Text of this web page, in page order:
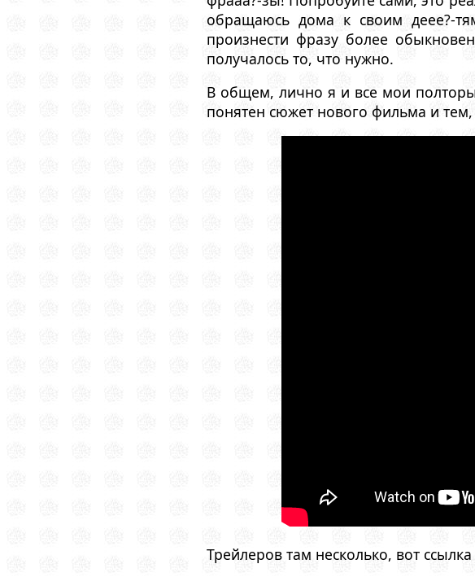
обращаюсь дома к своим деее?-
произнести фразу более
получалось то, что нужно.
В общем, лично я и все мои
понятен сюжет нового фильма и
Трейлеров там несколько, вот